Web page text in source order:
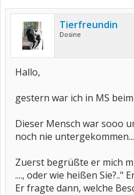
Tierfreundin
Dosine
Hallo,
gestern war ich in MS
Dieser Mensch war sooo
noch nie untergekommen...
Zuerst begrüßte er mich
...., oder wie heißen Sie?.."
Er fragte dann, welche